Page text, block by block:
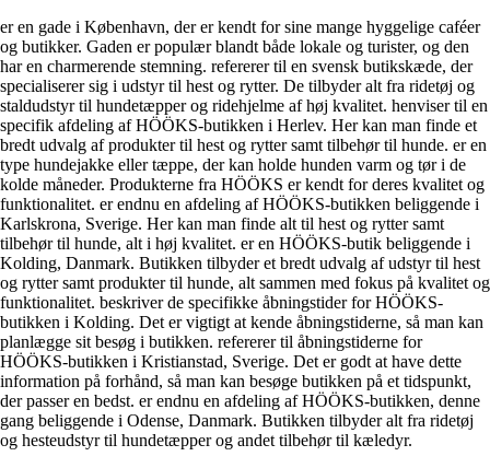
er en gade i København, der er kendt for sine mange hyggelige caféer
og butikker. Gaden er populær blandt både lokale og turister, og den
har en charmerende stemning. refererer til en svensk butikskæde, der
specialiserer sig i udstyr til hest og rytter. De tilbyder alt fra ridetøj og
staldudstyr til hundetæpper og ridehjelme af høj kvalitet. henviser til en
specifik afdeling af HÖÖKS-butikken i Herlev. Her kan man finde et
bredt udvalg af produkter til hest og rytter samt tilbehør til hunde. er en
type hundejakke eller tæppe, der kan holde hunden varm og tør i de
kolde måneder. Produkterne fra HÖÖKS er kendt for deres kvalitet og
funktionalitet. er endnu en afdeling af HÖÖKS-butikken beliggende i
Karlskrona, Sverige. Her kan man finde alt til hest og rytter samt
tilbehør til hunde, alt i høj kvalitet. er en HÖÖKS-butik beliggende i
Kolding, Danmark. Butikken tilbyder et bredt udvalg af udstyr til hest
og rytter samt produkter til hunde, alt sammen med fokus på kvalitet og
funktionalitet. beskriver de specifikke åbningstider for HÖÖKS-
butikken i Kolding. Det er vigtigt at kende åbningstiderne, så man kan
planlægge sit besøg i butikken. refererer til åbningstiderne for
HÖÖKS-butikken i Kristianstad, Sverige. Det er godt at have dette
information på forhånd, så man kan besøge butikken på et tidspunkt,
der passer en bedst. er endnu en afdeling af HÖÖKS-butikken, denne
gang beliggende i Odense, Danmark. Butikken tilbyder alt fra ridetøj
og hesteudstyr til hundetæpper og andet tilbehør til kæledyr.